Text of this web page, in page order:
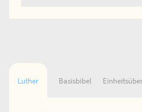
Luther Basisbibel